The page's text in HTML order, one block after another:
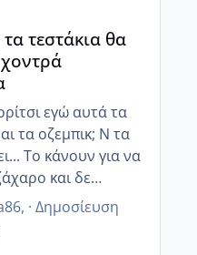
βγάλουνε χοντρά
τεστάκια θα
εγώ αυτά τα
τα οζεμπικ; Ν τα
Το κάνουν για να
και δε
να χάσουν
την
, · Δημοσίευση